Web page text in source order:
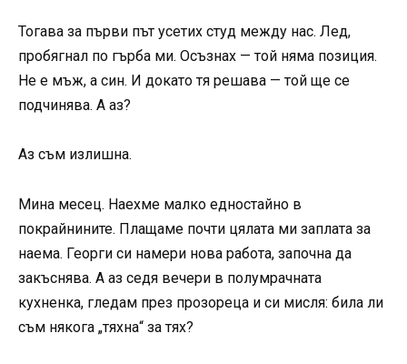
Тогава за първи път усетих студ между нас. Лед,
пробягнал по гърба ми. Осъзнах — той няма позиция.
Не е мъж, а син. И докато тя решава — той ще се
подчинява. А аз?
Аз съм излишна.
Мина месец. Наехме малко едностайно в
покрайнините. Плащаме почти цялата ми заплата за
наема. Георги си намери нова работа, започна да
закъснява. А аз седя вечери в полумрачната
кухненка, гледам през прозореца и си мисля: била ли
съм някога „тяхна“ за тях?